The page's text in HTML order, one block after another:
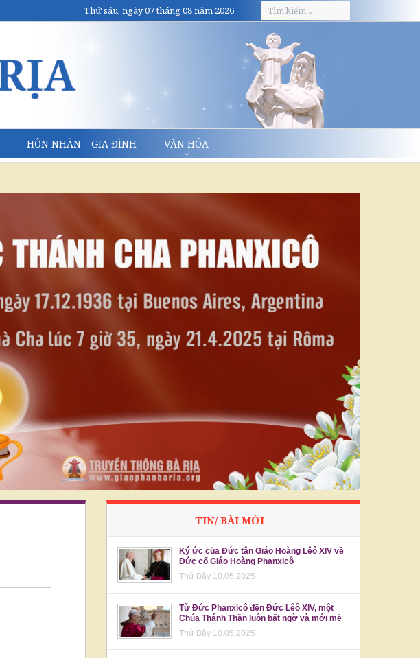
Thứ sáu, ngày 07 tháng 08 năm 2026
HÔN NHÂN – GIA ĐÌNH VĂN HÓA
TIN/ BÀI MỚI
Ký ức của Đức tân Giáo Hoàng Lêô XIV về
Đức cố Giáo Hoàng Phanxicô
Thứ Bảy 10.05.2025
Từ Đức Phanxicô đến Đức Lêô XIV, một
Chúa Thánh Thần luôn bất ngờ và mới mẻ
Thứ Bảy 10.05.2025